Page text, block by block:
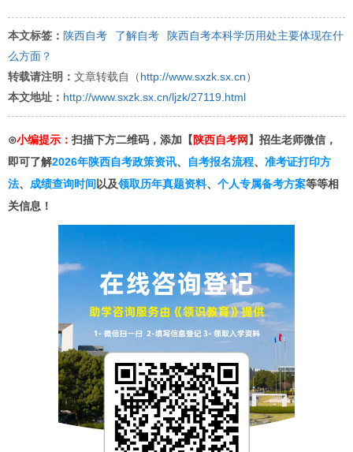
本文标签： 陕西自考 了解自考
陕西自考本科学历用处主要体现在什
么方面？
转载请注明： 文章转载自（ http://www.sxzk.sx.cn ）
本文地址： http://www.sxzk.sx.cn/ljzk/27119.html
⊙小编提示： 扫描下方二维码，添加【 陕西自考网 】招生老师微信，
即可了解2026年陕西自考政策资讯、 自考报名流程、 准考证打印方
法、 成绩查询时间 以及领取历年真题资料、 个人专属备考方案等等相
关信息！